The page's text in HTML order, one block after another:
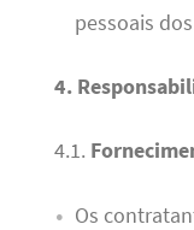
pessoais
4.
4.1.
Os